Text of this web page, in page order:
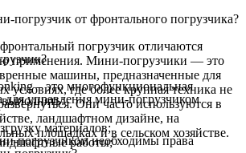
погрузчик от фронтального погрузчика?
погрузчик отличаются
применения. Мини-погрузчики — это
машины, предназначенные для
условиях, где более крупная техника не
Они часто используются в
ландшафтном дизайне, на
площадках и в сельском хозяйстве.
– это многофункциональная
материалов;
работы;
управления мини-погрузчиком
погрузчиком необходимы права